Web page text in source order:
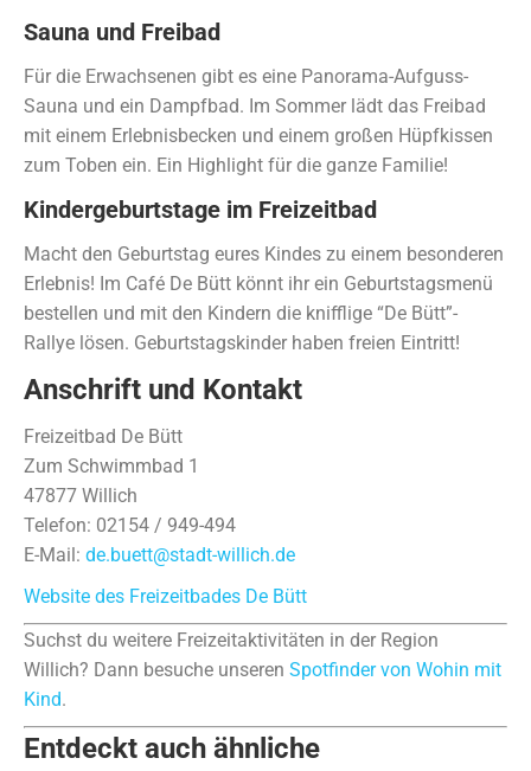
Sauna und Freibad
Für die Erwachsenen gibt es eine Panorama-Aufguss-
Sauna und ein Dampfbad. Im Sommer lädt das Freibad
mit einem Erlebnisbecken und einem großen Hüpfkissen
zum Toben ein. Ein Highlight für die ganze Familie!
Kindergeburtstage im Freizeitbad
Macht den Geburtstag eures Kindes zu einem besonderen
Erlebnis! Im Café De Bütt könnt ihr ein Geburtstagsmenü
bestellen und mit den Kindern die knifflige “De Bütt”-
Rallye lösen. Geburtstagskinder haben freien Eintritt!
Anschrift und Kontakt
Freizeitbad De Bütt
Zum Schwimmbad 1
47877 Willich
Telefon: 02154 / 949-494
E-Mail: de.buett@stadt-willich.de
Website des Freizeitbades De Bütt
Suchst du weitere Freizeitaktivitäten in der Region
Willich? Dann besuche unseren Spotfinder von Wohin mit
Kind.
Entdeckt auch ähnliche